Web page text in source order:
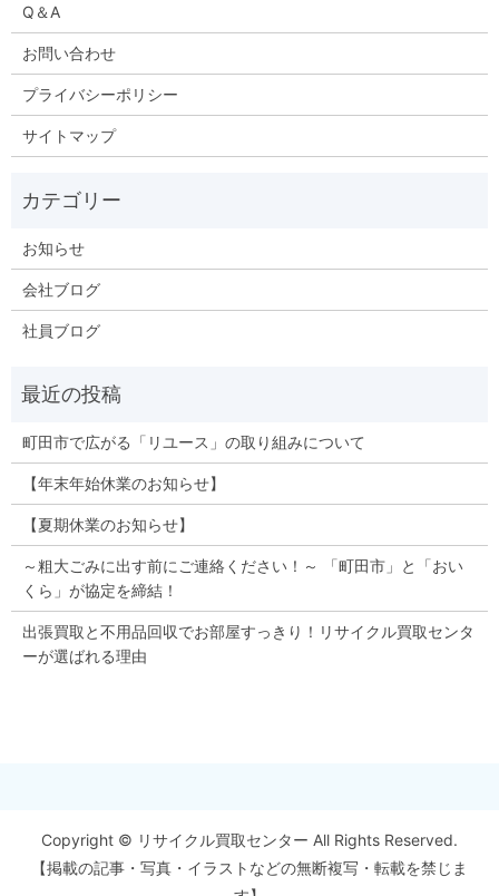
Q＆A
お問い合わせ
プライバシーポリシー
サイトマップ
お知らせ
会社ブログ
社員ブログ
町田市で広がる「リユース」の取り組みについて
【年末年始休業のお知らせ】
【夏期休業のお知らせ】
～粗大ごみに出す前にご連絡ください！～ 「町田市」と「おい
くら」が協定を締結！
出張買取と不用品回収でお部屋すっきり！リサイクル買取センタ
ーが選ばれる理由
Copyright © リサイクル買取センター All Rights Reserved.
【掲載の記事・写真・イラストなどの無断複写・転載を禁じま